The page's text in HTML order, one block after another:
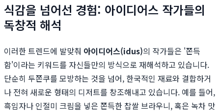
식감을 넘어선 경험: 아이디어스 작가들의
독창적 해석
이러한 트렌드에 발맞춰 아이디어스(idus)의 작가들은 '쫀득
함'이라는 키워드를 자신들만의 방식으로 재해석하고 있습니다.
단순히 두쫀쿠를 모방하는 것을 넘어, 한국적인 재료와 결합하거
나 전혀 새로운 형태의 디저트를 창조해내고 있습니다. 예를 들어,
흑임자나 인절미 크림을 넣은 쫀득한 찹쌀 브라우니, 혹은 녹차 맛